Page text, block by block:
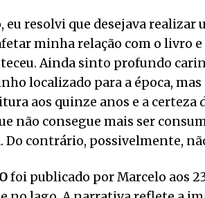
eu resolvi que desejava realizar
minha relação com o livro
Ainda sinto profundo
localizado para a época, mas
aos quinze anos e a certeza
não consegue mais ser
Do contrário, possivelmente,
foi publicado por Marcelo aos